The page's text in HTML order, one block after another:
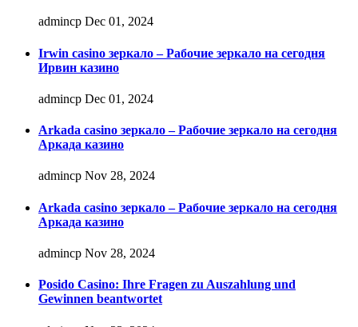
admincp Dec 01, 2024
Irwin casino зеркало – Рабочие зеркало на сегодня
Ирвин казино
admincp Dec 01, 2024
Arkada casino зеркало – Рабочие зеркало на сегодня
Аркада казино
admincp Nov 28, 2024
Arkada casino зеркало – Рабочие зеркало на сегодня
Аркада казино
admincp Nov 28, 2024
Posido Casino: Ihre Fragen zu Auszahlung und
Gewinnen beantwortet